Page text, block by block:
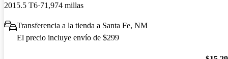
2015.5 T6 71,974 millas
Transferencia a la tienda a Santa Fe, NM
El precio incluye envío de $299